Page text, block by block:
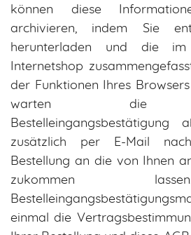
können diese
archivieren, indem Sie
herunterladen und die
Internetshop
der Funktionen Ihres
warten die
zusätzlich per E-Mail
Bestellung an die von Ihnen
zukommen
einmal die